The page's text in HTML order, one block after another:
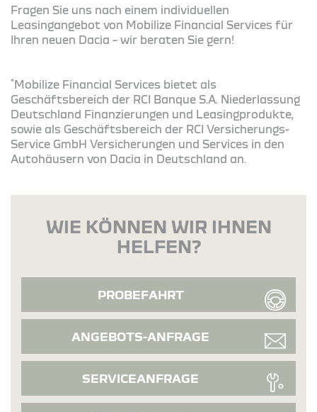
Fragen Sie uns nach einem individuellen
Leasingangebot von Mobilize Financial Services für
Ihren neuen Dacia – wir beraten Sie gern!
*Mobilize Financial Services bietet als
Geschäftsbereich der RCI Banque S.A. Niederlassung
Deutschland Finanzierungen und Leasingprodukte,
sowie als Geschäftsbereich der RCI Versicherungs-
Service GmbH Versicherungen und Services in den
Autohäusern von Dacia in Deutschland an.
WIE KÖNNEN WIR IHNEN
HELFEN?
PROBEFAHRT
ANGEBOTS-ANFRAGE
SERVICEANFRAGE